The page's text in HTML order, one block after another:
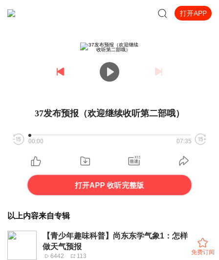
打开APP
37发布预报（欢迎继续收听第二部哦）
00:00 07:35
打开APP 收听完整版
以上内容来自专辑
【青少年趣味科普】尚东东学气象1：怎样
做天气预报
6442 113
免费订阅